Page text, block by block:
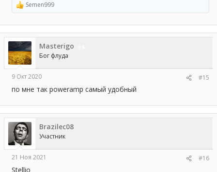
Р
е
а
к
ц
и
и
:
Semen999
Masterigo
Бог флуда
9 Окт 2020 #15
по мне так poweramp самый удобный
Brazilec08
Участник
21 Ноя 2021 #16
Stellio